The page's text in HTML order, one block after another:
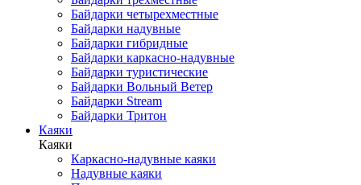
Байдарки четырехместные
Байдарки надувные
Байдарки гибридные
Байдарки каркасно-надувные
Байдарки туристические
Байдарки Вольный Ветер
Байдарки Stream
Байдарки Тритон
Каяки
Каяки
Каркасно-надувные каяки
Надувные каяки